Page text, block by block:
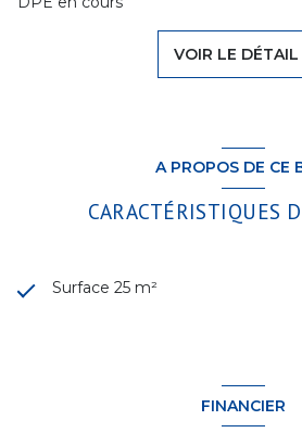
VOIR LE DÉTAIL
A PROPOS DE CE
CARACTÉRISTIQUES
Surface 25 m²
FINANCIER